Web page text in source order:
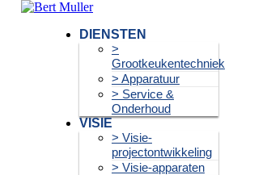
DIENSTEN
>
Grootkeukentechniek
> Apparatuur
> Service &
Onderhoud
VISIE
> Visie-
projectontwikkeling
> Visie-apparaten